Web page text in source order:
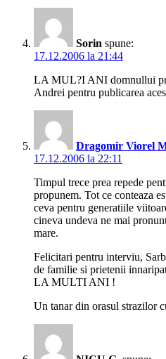
Sorin spune:
17.12.2006 la 21:44
LA MUL?I ANI domnullui
Andrei pentru publicarea
Dragomir Viorel
17.12.2006 la 22:11
Timpul trece prea repede
propunem. Tot ce conteaza
ceva pentru generatiile
cineva undeva ne mai
mare.
Felicitari pentru interviu,
de familie si prietenii
LA MULTI ANI !
Un tanar din orasul